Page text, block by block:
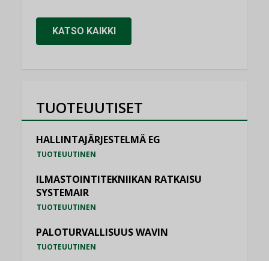
KATSO KAIKKI
TUOTEUUTISET
HALLINTAJÄRJESTELMÄ EG
TUOTEUUTINEN
ILMASTOINTITEKNIIKAN RATKAISU
SYSTEMAIR
TUOTEUUTINEN
PALOTURVALLISUUS WAVIN
TUOTEUUTINEN